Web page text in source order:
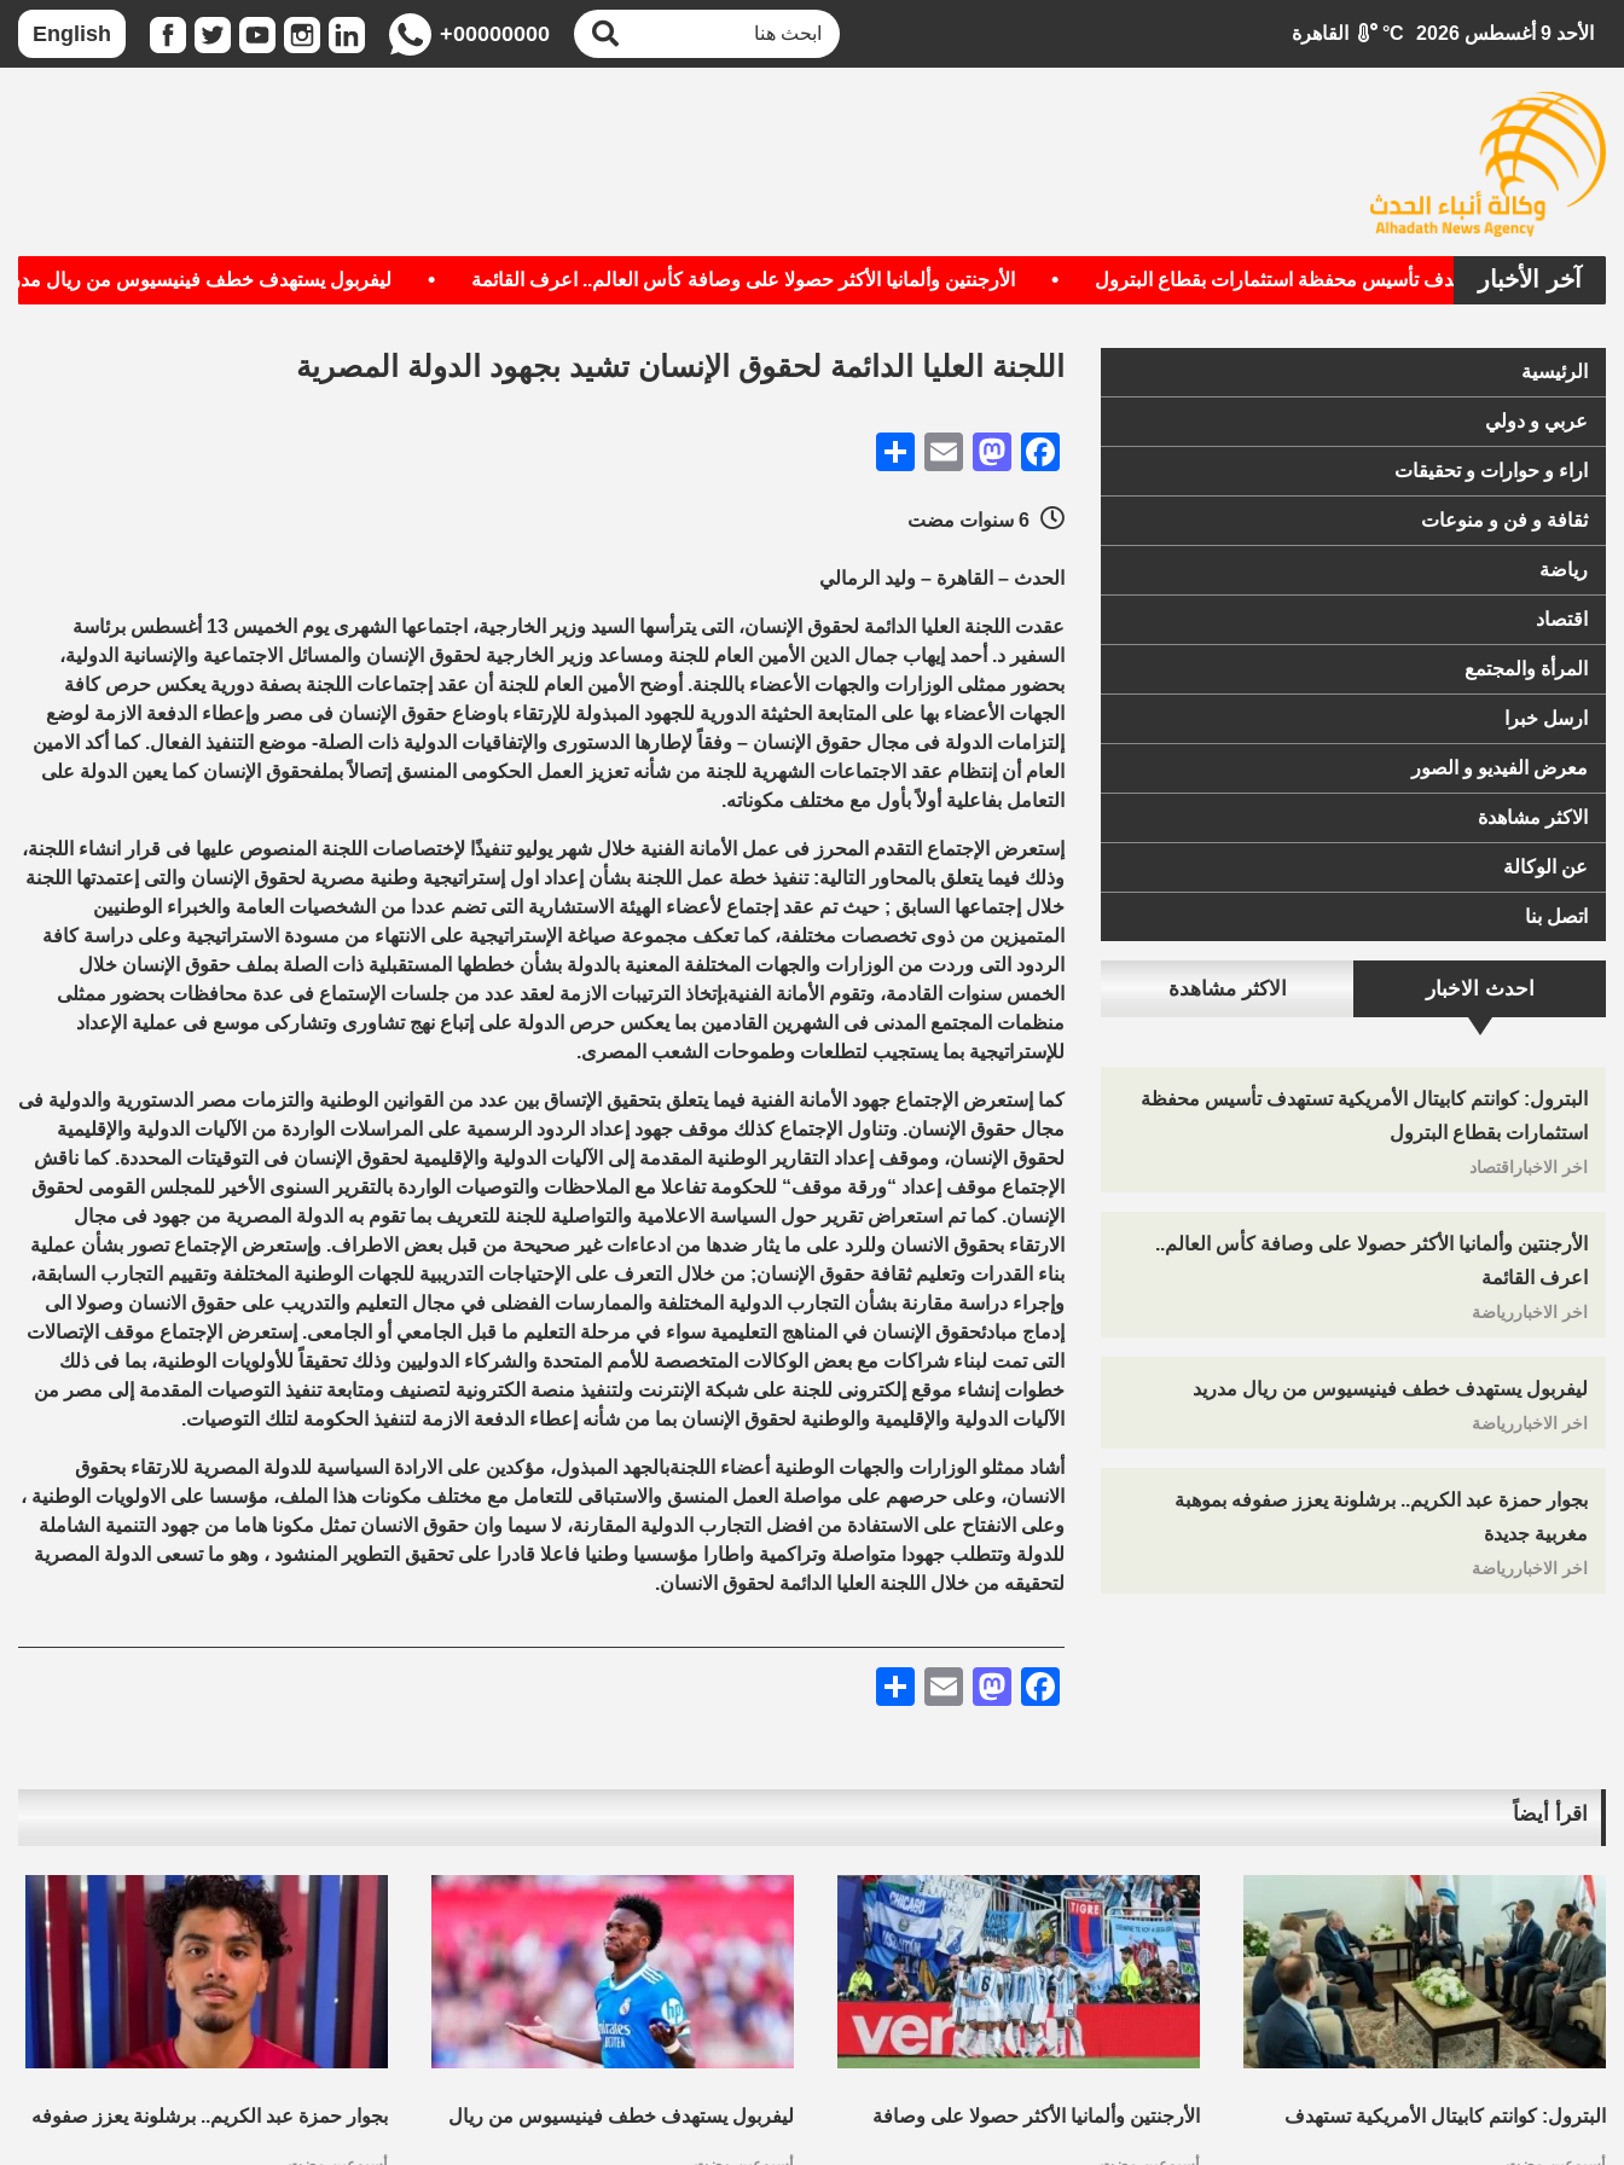
الأحد 9 أغسطس 2026 °C
+00000000
English
آخر الأخبار
الأمريكية تستهدف تأسيس محفظة استثمارات بقطاع البترول الأرجنتين وألمانيا الأكثر حصولا على وصافة كأس العالم.. اعرف القائمة ليفربول يستهدف خطف فينيسيوس من ريال مدريد
الرئيسية
عربي و دولي
اراء و حوارات و تحقيقات
ثقافة و فن و منوعات
رياضة
اقتصاد
المرأة والمجتمع
ارسل خبرا
معرض الفيديو و الصور
الاكثر مشاهدة
عن الوكالة
اتصل بنا
احدث الاخبار الاكثر مشاهدة
البترول: كوانتم كابيتال الأمريكية تستهدف تأسيس محفظة
استثمارات بقطاع البترول
اخر الاخباراقتصاد
الأرجنتين وألمانيا الأكثر حصولا على وصافة كأس العالم..
اعرف القائمة
اخر الاخباررياضة
ليفربول يستهدف خطف فينيسيوس من ريال مدريد
اخر الاخباررياضة
بجوار حمزة عبد الكريم.. برشلونة يعزز صفوفه بموهبة
مغربية جديدة
اخر الاخباررياضة
اللجنة العليا الدائمة لحقوق الإنسان تشيد بجهود الدولة المصرية
Facebook
Mastodon
Email
الحدث – القاهرة – وليد الرمالي
عقدت اللجنة العليا الدائمة لحقوق الإنسان، التى يترأسها السيد وزير الخارجية، اجتماعها الشهرى يوم الخميس 13 أغسطس
برئاسة
السفير د. أحمد إيهاب جمال الدين الأمين العام للجنة ومساعد وزير الخارجية لحقوق الإنسان والمسائل الاجتماعية والإنسانية الدولية،
بحضور ممثلى الوزارات والجهات الأعضاء باللجنة. أوضح الأمين العام للجنة أن عقد إجتماعات اللجنة بصفة دورية يعكس حرص كافة
الجهات ا لأعضاء بها على المتابعة الحثيثة الدورية للجهود المبذولة للإرتقاء باوضاع حقوق الإنسان فى مصر وإعطاء الدفعة الازمة لوضع
إلتزامات الدولة فى مجال حقوق الإنسان – وفقاً لإطارها الدستورى والإتفاقيات الدولية ذات الصلة- موضع التنفيذ الفعال.كما أكد الامين
العام أن إنتظام عقد الاجتماعات الشهرية للجنة من شأنه تعزيز لعمل الحكومى المنسق إتصالاً بملفحقوق الإنسان كما يعين الدولة على
التعامل بفاعلية أولاً بأول مع مختلف مكوناته.
إستعرض الإجتماع التقدم المحرز فى عمل الأمانة الفنية خلال شهر يوليو تنفيذًا لإختصاصات اللجنة المنصوص عليها فى قرار انشاء اللجنة،
وذلك فيما يتعلق بالمحاور التالية:تنفيذ خطة عمل اللجنة بشأن إعداد اول ستراتيجية وطنية مصرية لحقوق الإنسان والتى إعتمدتها اللجنة
خلال إجتماعها السابق ; حيث تم عقد إجتماع لأعضاء الهيئة الاستشارية التىتضم عدد من الشخصيات العامة والخبراء الوطنيين
المتميزين من ذوىتخصصات مختلفة، كماتعكف مجموعة صياغة الإستراتيجية على الانتهاء من مسودة الاستراتيجية وعلى دراسة كافة
الردود التى وردت من الوزارات والجهات المختلفة المعنية بالدولة بشأن خططها المستقبلية ذات الصلة بملف حقوق الإنسان خلال
الخمس سنوات القادمة، وتقوم الأمانة الفنيةبإتخاذ الترتيبات الازمة لعقد عدد من جلسات الإستماع فى عدة محافظات بحضور ممثلى
منظمات المجتمع المدنى فى الشهرين القادمين بما يعكس حرص الدولة على إتباع نهج تشاورى وتشاركى موسع فى عملية الإعداد
للإستراتيجية بما يستجيب لتطلعات وطموحات الشعب المصرى.
كما إستعرض الإجتماع جهود الأمانة الفنية فيما يتعلق بتحقيق الإتساق بين عدد من القوانين الوطنية والتزمات مصر الدستورية و الدولية فى
مجال حقوق الإنسان. وتناول الإجتماع كذلك موقف جهود إعداد الردود الرسمية على المراسلات الواردة من الآليات الدولية والإقليمية
لحقوق الإنسان، وموقف إعداد ا لتقارير الوطنية المقدمة إلى الآليات الدولية والإقليمية لحقوق الإنسان فى التوقيتات المحددة. كما ناقش
الإجتماع موقف إعداد “ورقة موقف“ للحكومةتفاعلا مع الملاحظات والتوصيات الواردة بالتقرير السنوى الأخير للمجلس القومى لحقوق
الإنسان. كما تم استعراض تقرير حول السياسة الاعلامية والتواصلية للجنة للتعريف بما تقوم به الدولة المصرية من جهود فى مجال
الارتقاء بحقوق الانسان وللرد على ما يثار ضدها من ادعاءات غير صحيحة من قبل بعض الاطراف. و ستعرض الإجتماع تصور بشأن عملية
بناء القدرات وتعليم ثقافة حقوق الإنسان; من خلال ا لتعرف على الإحتياجات التدريبية للجهات الوطنية المختلفة وتقييم التجارب السابقة،
وإجراء دراسة مقارنة بشأن التجارب الدولية المختلفة والممارسات الفضلى في مجال التعليم والتدريب على حقوق الانسان وصولا الى
إدماج مبادئحقوق الإنسان في المناهج التعليمية سواء في مرحلة التعليم ما قبل الجامعي أو الجامعى. إستعرض الإجتماع موقف الإتصالات
التىتمت لبناء شراكات مع بعض الوكالات المتخصصة للأمم المتحدة والشركاء الدوليين وذلك تحقيقاً للأولويات الوطنية، بما فى ذلك
خطوات إنشاء موقع إلكترونى للجنة على شبكة الإنترنت ولتنفيذ منصة الكترونية لتصنيف ومتابعة تنفيذ التوصيات المقدمة لى مصر من
الآليات الدولية والإقليمية والوطنية لحقوق الإنسان بما من شأنه إعطاء الدفعة الازمة لتنفيذ الحكومة لتلك التوصيات.
أشاد ممثلو الوزارات و الجهات الوطنية أعضاء اللجنةبالجهد المبذول، مؤكدين على الارادة السياسية للدولة المصرية للارتقاء بحقوق
الانسان، وعلى حرصهم على مواصلة العمل المنسق والاستباقى للتعامل مع مختلف مكونات هذا الملف، مؤسسا على الاولويات الوطنية ،
وعلى الانفتاح على ا لاستفادة من افضل التجارب الدولية المقارنة، لا سيما وان حقوق الانسان تمثل مكونا هاما من جهود التنمية الشاملة
للدولة وتتطلب جهودا متواصلة وتراكمية واطارا مؤسسيا وطنيا فاعلا قادرا على تحقيق التطوير المنشود ، وهو ما تسعى الدولة المصرية
لتحقيقه من خلال اللجنة العليا الدائمة لحقوق الانسان.
Facebook
Mastodon
Email
اقرأ أيضاً
البترول: كوانتم كابيتال الأمريكية تستهدف الأرجنتين وألمانيا الأكثر حصولا على وصافة ليفربول يستهدف خطف فينيسيوس من ريال بجوار حمزة عبد الكريم.. برشلونة يعزز صفوفه